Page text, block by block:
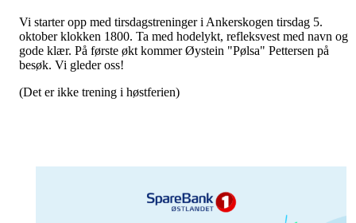
Vi starter opp med tirsdagstreninger i Ankerskogen tirsdag 5.
oktober klokken 1800. Ta med hodelykt, refleksvest med navn og
gode klær. På første økt kommer Øystein "Pølsa" Pettersen på
besøk. Vi gleder oss!
(Det er ikke trening i høstferien)